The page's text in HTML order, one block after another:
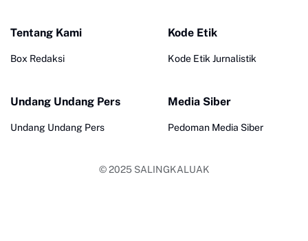
Tentang Kami
Box Redaksi
Kode Etik
Kode Etik Jurnalistik
Undang Undang Pers
Undang Undang Pers
Media Siber
Pedoman Media Siber
© 2025 SALINGKALUAK